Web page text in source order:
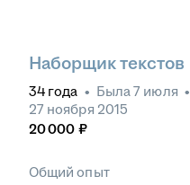
Наборщик текстов
34 года • Была7 июля •
27 ноября 2015
20 000 ₽
Общий опыт